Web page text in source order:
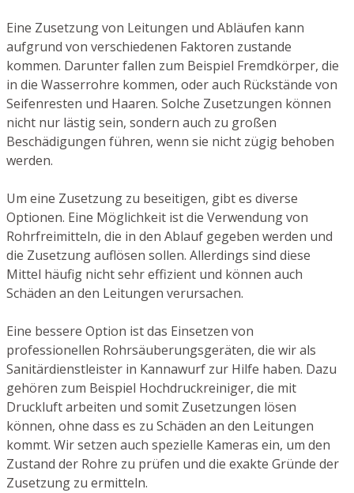
Eine Zusetzung von Leitungen und Abläufen kann
aufgrund von verschiedenen Faktoren zustande
kommen. Darunter fallen zum Beispiel Fremdkörper, die
in die Wasserrohre kommen, oder auch Rückstände von
Seifenresten und Haaren. Solche Zusetzungen können
nicht nur lästig sein, sondern auch zu großen
Beschädigungen führen, wenn sie nicht zügig behoben
werden.
Um eine Zusetzung zu beseitigen, gibt es diverse
Optionen. Eine Möglichkeit ist die Verwendung von
Rohrfreimitteln, die in den Ablauf gegeben werden und
die Zusetzung auflösen sollen. Allerdings sind diese
Mittel häufig nicht sehr effizient und können auch
Schäden an den Leitungen verursachen.
Eine bessere Option ist das Einsetzen von
professionellen Rohrsäuberungsgeräten, die wir als
Sanitärdienstleister in Kannawurf zur Hilfe haben. Dazu
gehören zum Beispiel Hochdruckreiniger, die mit
Druckluft arbeiten und somit Zusetzungen lösen
können, ohne dass es zu Schäden an den Leitungen
kommt. Wir setzen auch spezielle Kameras ein, um den
Zustand der Rohre zu prüfen und die exakte Gründe der
Zusetzung zu ermitteln.